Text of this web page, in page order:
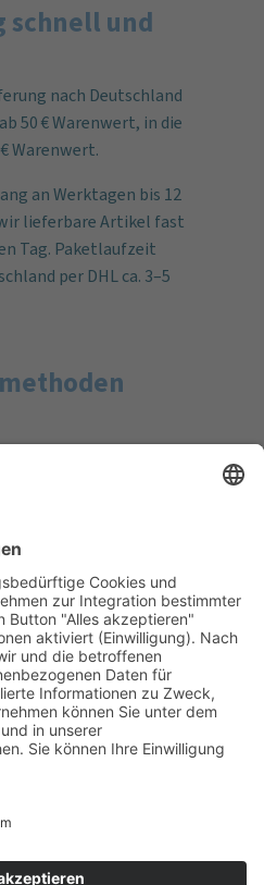
schnell und
nach Deutschland
50 € Warenwert, in die
Warenwert.
an Werktagen bis 12
lieferbare Artikel fast
Tag. Paketlaufzeit
per DHL ca. 3–5
(VISA & MasterCard)
vor und nach dem